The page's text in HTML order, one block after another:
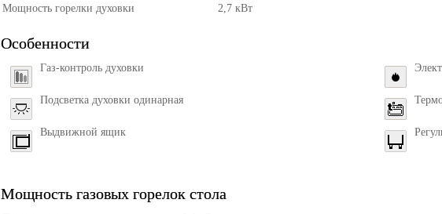
Мощность горелки духовки
2,7 кВт
Особенности
Газ-контроль духовки
Подсветка духовки одинарная
Выдвижной ящик
Мощность газовых горелок стола